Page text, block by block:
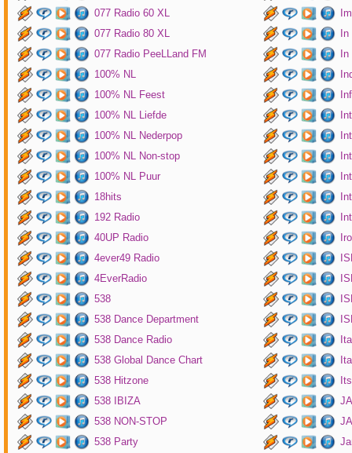
077 Radio 60 XL
077 Radio 80 XL
077 Radio PeeLLand FM
100% NL
100% NL Feest
100% NL Liefde
100% NL Nederpop
100% NL Non-stop
100% NL Puur
18hits
192 Radio
40UP Radio
4ever49 Radio
4EverRadio
538
538 Dance Department
538 Dance Radio
538 Global Dance Chart
538 Hitzone
538 IBIZA
538 NON-STOP
538 Party